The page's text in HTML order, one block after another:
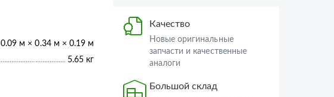
0.09 м × 0.34 м × 0.19 м
5.65 кг
Качество
Новые оригинальные
запчасти и качественные
аналоги
Большой склад